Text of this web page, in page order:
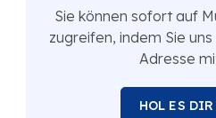
Sie können sofort auf
zugreifen, indem Sie
Adresse
HOL ES